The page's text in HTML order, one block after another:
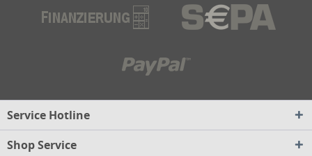
Service Hotline
Shop Service